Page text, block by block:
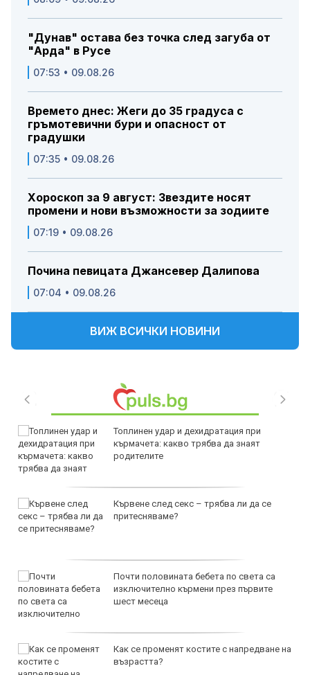
"Дунав" остава без точка след загуба от
"Арда" в Русе
07:53 • 09.08.26
Времето днес: Жеги до 35 градуса с
гръмотевични бури и опасност от
градушки
07:35 • 09.08.26
Хороскоп за 9 август: Звездите носят
промени и нови възможности за зодиите
07:19 • 09.08.26
Почина певицата Джансевер Далипова
07:04 • 09.08.26
ВИЖ ВСИЧКИ НОВИНИ
Топлинен удар и дехидратация при
кърмачета: какво трябва да знаят
родителите
Кървене след секс – трябва ли да се
притесняваме?
Почти половината бебета по света са
изключително кърмени през първите
шест месеца
Как се променят костите с напредване на
възрастта?